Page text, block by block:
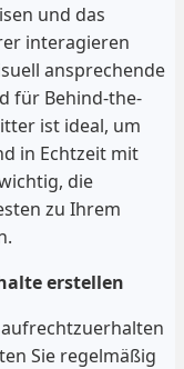
und das
interagieren
ansprechende
für Behind-the-
ist ideal, um
in Echtzeit mit
die
zu Ihrem
erstellen
Sie regelmäßig